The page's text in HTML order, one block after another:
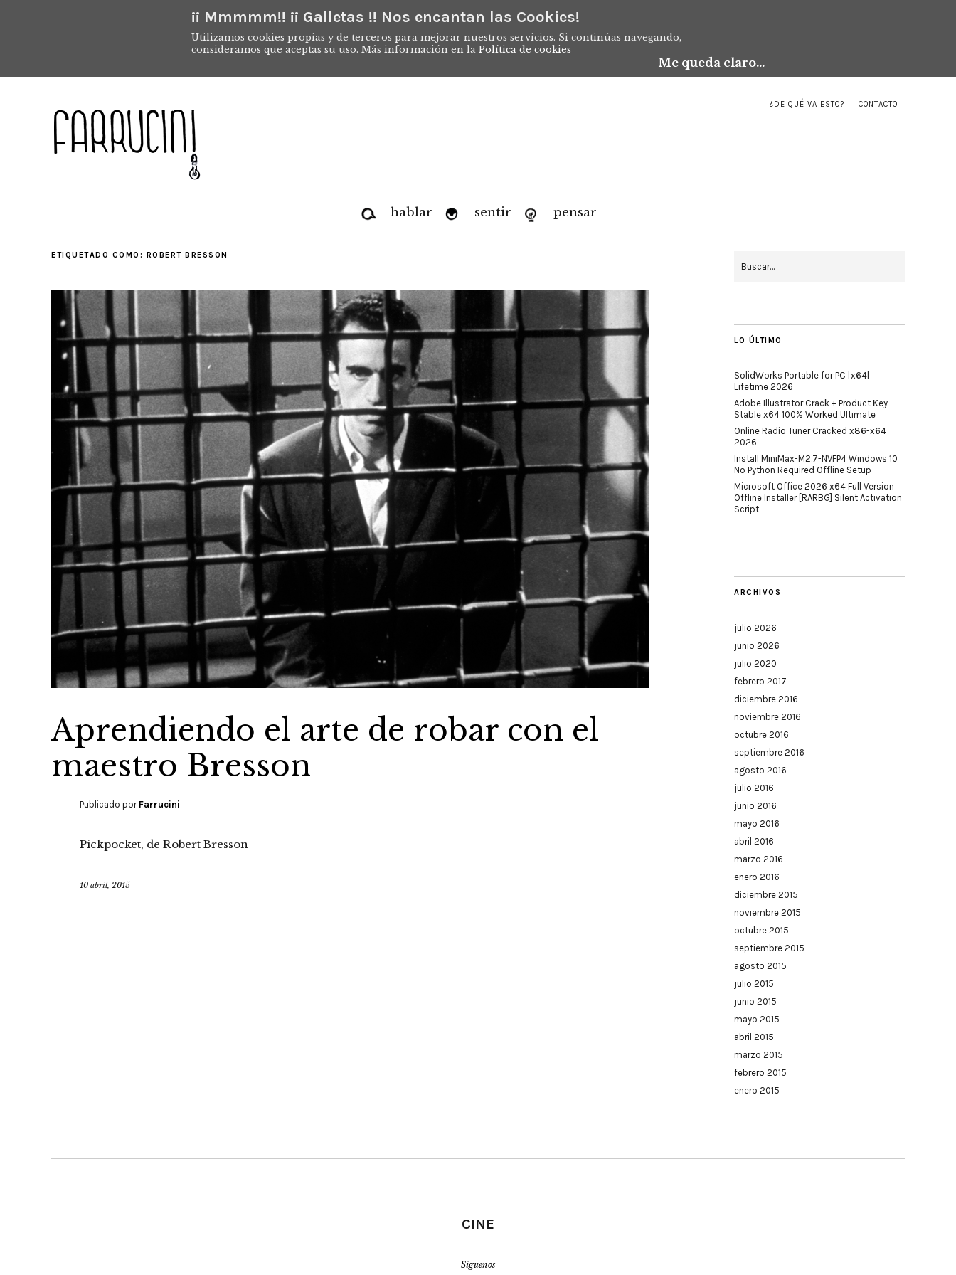
¡¡ Mmmmm!! ¡¡ Galletas !! Nos encantan las Cookies!
Utilizamos cookies propias y de terceros para mejorar nuestros servicios. Si continúas navegando,
consideramos que aceptas su uso. Más información en la Política de cookies
Me queda claro...
¿DE QUÉ VA ESTO? CONTACTO
hablar sentir pensar
ETIQUETADO COMO: ROBERT BRESSON
Aprendiendo el arte de robar con el
maestro Bresson
Publicado por Farrucini
Pickpocket, de Robert Bresson
10 abril, 2015
LO ÚLTIMO
SolidWorks Portable for PC [x64]
Lifetime 2026
Adobe Illustrator Crack + Product Key
Stable x64 100% Worked Ultimate
Online Radio Tuner Cracked x86-x64
2026
Install MiniMax-M2.7-NVFP4 Windows 10
No Python Required Offline Setup
Microsoft Office 2026 x64 Full Version
Offline Installer [RARBG] Silent Activation
Script
ARCHIVOS
julio 2026
junio 2026
julio 2020
febrero 2017
diciembre 2016
noviembre 2016
octubre 2016
septiembre 2016
agosto 2016
julio 2016
junio 2016
mayo 2016
abril 2016
marzo 2016
enero 2016
diciembre 2015
noviembre 2015
octubre 2015
septiembre 2015
agosto 2015
julio 2015
junio 2015
mayo 2015
abril 2015
marzo 2015
febrero 2015
enero 2015
CINE
Síguenos